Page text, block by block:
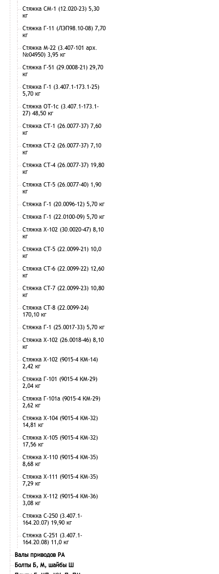
Стяжка СМ-1 (12.020-23) 5,30
кг
Стяжка Г-11 (ЛЭП98.10-08) 7,70
кг
Стяжка М-22 (3.407-101 арх.
№04950) 3,95 кг
Стяжка Г-51 (29.0008-21) 29,70
кг
Стяжка Г-1 (3.407.1-173.1-25)
5,70 кг
Стяжка ОТ-1с (3.407.1-173.1-
27) 48,50 кг
Стяжка СТ-1 (26.0077-37) 7,60
кг
Стяжка СТ-2 (26.0077-37) 7,10
кг
Стяжка СТ-4 (26.0077-37) 19,80
кг
Стяжка СТ-5 (26.0077-40) 1,90
кг
Стяжка Г-1 (20.0096-12) 5,70 кг
Стяжка Г-1 (22.0100-09) 5,70 кг
Стяжка Х-102 (30.0020-47) 8,10
кг
Стяжка СТ-5 (22.0099-21) 10,0
кг
Стяжка СТ-6 (22.0099-22) 12,60
кг
Стяжка СТ-7 (22.0099-23) 10,80
кг
Стяжка СТ-8 (22.0099-24)
170,10 кг
Стяжка Г-1 (25.0017-33) 5,70 кг
Стяжка Х-102 (26.0018-46) 8,10
кг
Стяжка Х-102 (9015-4 КМ-14)
2,42 кг
Стяжка Г-101 (9015-4 КМ-29)
2,04 кг
Стяжка Г-101а (9015-4 КМ-29)
2,62 кг
Стяжка Х-104 (9015-4 КМ-32)
14,81 кг
Стяжка Х-105 (9015-4 КМ-32)
17,56 кг
Стяжка Х-110 (9015-4 КМ-35)
8,68 кг
Стяжка Х-111 (9015-4 КМ-35)
7,29 кг
Стяжка Х-112 (9015-4 КМ-36)
3,08 кг
Стяжка С-250 (3.407.1-
164.20.07) 19,90 кг
Стяжка С-251 (3.407.1-
164.20.08) 11,0 кг
Валы приводов РА
Болты Б, М, шайбы Ш